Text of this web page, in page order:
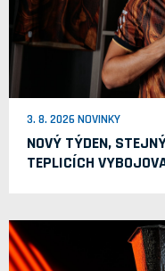
3. 8. 2026 NOVINKY
NOVÝ TÝDEN,
TEPLICÍCH